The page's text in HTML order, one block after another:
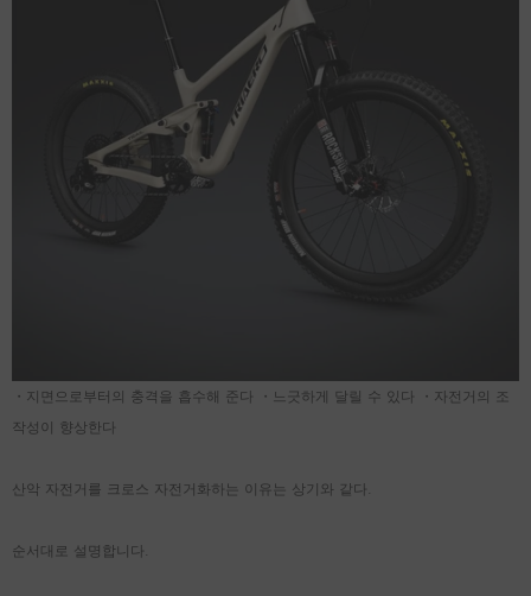
Quick Add
¥128,999
・지면으로부터의 충격을 흡수해 준다 ・느긋하게 달릴 수 있다 ・자전거의 조
작성이 향상한다
산악 자전거를 크로스 자전거화하는 이유는 상기와 같다.
순서대로 설명합니다.